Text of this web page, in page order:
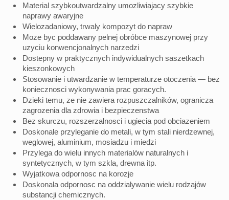
Material szybkoutwardzalny umozliwiajacy szybkie
naprawy awaryjne
Wielozadaniowy, trwaly kompozyt do napraw
Moze byc poddawany pelnej obróbce maszynowej przy
uzyciu konwencjonalnych narzedzi
Dostepny w praktycznych indywidualnych saszetkach
kieszonkowych
Stosowanie i utwardzanie w temperaturze otoczenia — bez
koniecznosci wykonywania prac goracych.
Dzieki temu, ze nie zawiera rozpuszczalników, ogranicza
zagrozenia dla zdrowia i bezpieczenstwa
Bez skurczu, rozszerzalnosci i ugiecia pod obciazeniem
Doskonale przyleganie do metali, w tym stali nierdzewnej,
weglowej, aluminium, mosiadzu i miedzi
Przylega do wielu innych materialów naturalnych i
syntetycznych, w tym szkla, drewna itp.
Wyjatkowa odpornosc na korozje
Doskonala odpornosc na oddzialywanie wielu rodzajów
substancji chemicznych.